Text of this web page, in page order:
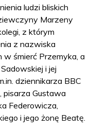
ludzi bliskich
Marzeny
z którym
z nazwiska
śmierć Przemyka, a
i jej
dziennikarza BBC
pisarza Gustawa
Federowicza,
i jego żonę Beatę.